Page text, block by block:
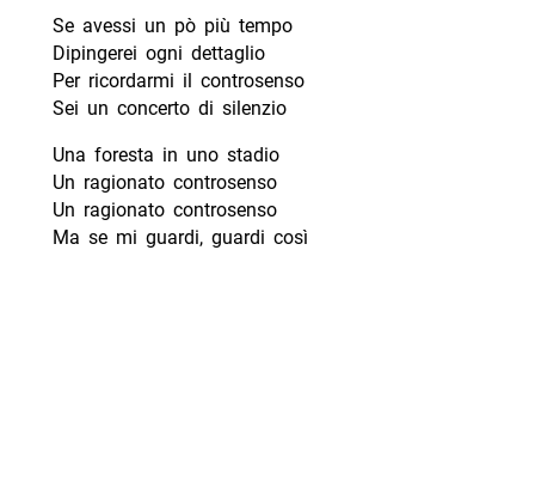
Se avessi un pò più tempo
Dipingerei ogni dettaglio
Per ricordarmi il controsenso
Sei un concerto di silenzio
Una foresta in uno stadio
Un ragionato controsenso
Un ragionato controsenso
Ma se mi guardi, guardi così